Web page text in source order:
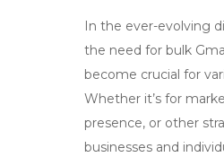
In the ever-evolving
the need for bulk
become crucial for
Whether it’s for
presence, or other
businesses and